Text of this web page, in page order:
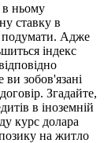
ньому
ставку в
подумати. Адже
індекс
ви зобов'язані
Згадайте,
в іноземній
курс долара
на житло